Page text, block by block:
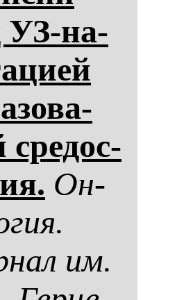
УЗ-на­
сре­дос­
Он­
им.